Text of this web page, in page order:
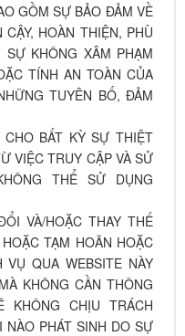
GỒM SỰ BẢO ĐẢM VỀ
HOÀN THIỆN, PHÙ
KHÔNG XÂM PHẠM
TÍNH AN TOÀN CỦA
TUYÊN BỐ, ĐẢM
BẤT KỲ SỰ THIỆT
VIỆC TRUY CẬP VÀ SỬ
THỂ SỬ DỤNG
VÀ/HOẶC THAY THẾ
TẠM HOÃN HOẶC
QUA WEBSITE NÀY
KHÔNG CẦN THÔNG
KHÔNG CHỊU TRÁCH
PHÁT SINH DO SỰ